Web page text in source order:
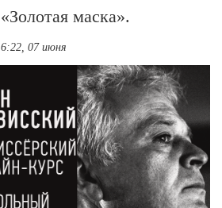
«Золотая маска».
6:22, 07 июня